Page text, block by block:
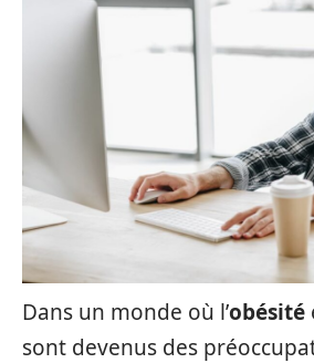
Dans un monde où l’obésité
sont devenus des